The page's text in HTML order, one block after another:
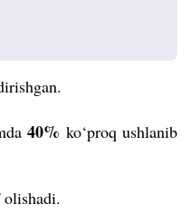
40% ko‘proq ushlanib